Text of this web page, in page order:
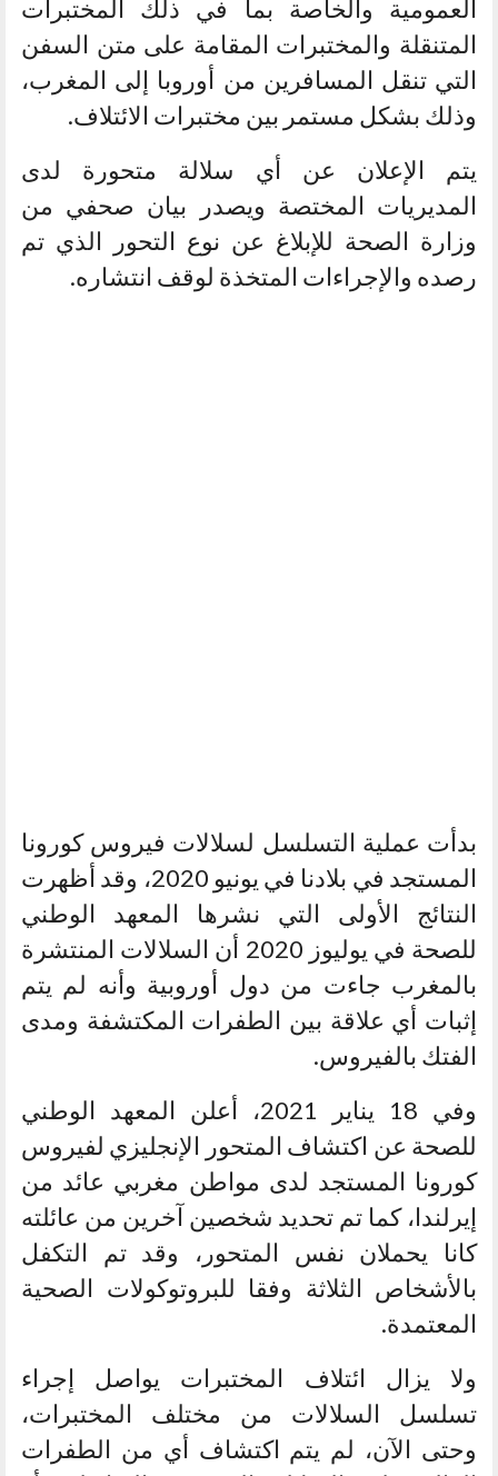
العمومية والخاصة بما في ذلك المختبرات
المتنقلة والمختبرات المقامة على متن السفن
التي تنقل المسافرين من أوروبا إلى المغرب،
وذلك بشكل مستمر بين مختبرات الائتلاف.
يتم الإعلان عن أي سلالة متحورة لدى
المديريات المختصة ويصدر بيان صحفي من
وزارة الصحة للإبلاغ عن نوع التحور الذي تم
رصده والإجراءات المتخذة لوقف انتشاره.
بدأت عملية التسلسل لسلالات فيروس كورونا
المستجد في بلادنا في يونيو 2020، وقد أظهرت
النتائج الأولى التي نشرها المعهد الوطني
للصحة في يوليوز 2020 أن السلالات المنتشرة
بالمغرب جاءت من دول أوروبية وأنه لم يتم
إثبات أي علاقة بين الطفرات المكتشفة ومدى
الفتك بالفيروس.
وفي 18 يناير 2021، أعلن المعهد الوطني
للصحة عن اكتشاف المتحور الإنجليزي لفيروس
كورونا المستجد لدى مواطن مغربي عائد من
إيرلندا، كما تم تحديد شخصين آخرين من عائلته
كانا يحملان نفس المتحور، وقد تم التكفل
بالأشخاص الثلاثة وفقا للبروتوكولات الصحية
المعتمدة.
ولا يزال ائتلاف المختبرات يواصل إجراء
تسلسل السلالات من مختلف المختبرات،
وحتى الآن، لم يتم اكتشاف أي من الطفرات